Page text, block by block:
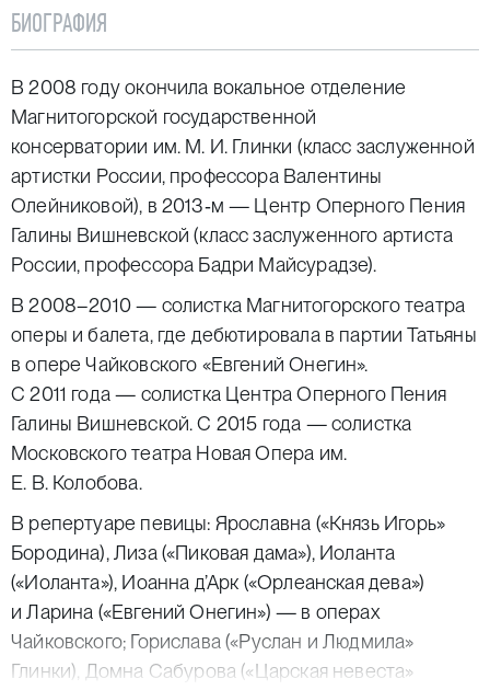
БИОГРАФИЯ
В 2008 году окончила вокальное отделение
Магнитогорской государственной
консерватории им. М. И. Глинки (класс заслуженной
артистки России, профессора Валентины
Олейниковой), в 2013‑м — Центр Оперного Пения
Галины Вишневской (класс заслуженного артиста
России, профессора Бадри Майсурадзе).
В 2008–2010 — солистка Магнитогорского театра
оперы и балета, где дебютировала в партии Татьяны
в опере Чайковского «Евгений Онегин».
С 2011 года — солистка Центра Оперного Пения
Галины Вишневской. С 2015 года — солистка
Московского театра Новая Опера им.
Е. В. Колобова.
В репертуаре певицы: Ярославна («Князь Игорь»
Бородина), Лиза («Пиковая дама»), Иоланта
(«Иоланта»), Иоанна д’Арк («Орлеанская дева»)
и Ларина («Евгений Онегин») — в операх
Чайковского; Горислава («Руслан и Людмила»
Глинки), Домна Сабурова («Царская невеста»